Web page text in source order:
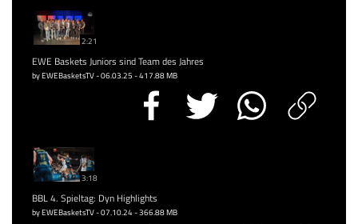
2:21
EWE Baskets Juniors sind Team des Jahres
by EWEBasketsTV - 06.03.25 - 417.88 MB
3:18
BBL 4. Spieltag: Dyn Highlights
by EWEBasketsTV - 07.10.24 - 366.88 MB